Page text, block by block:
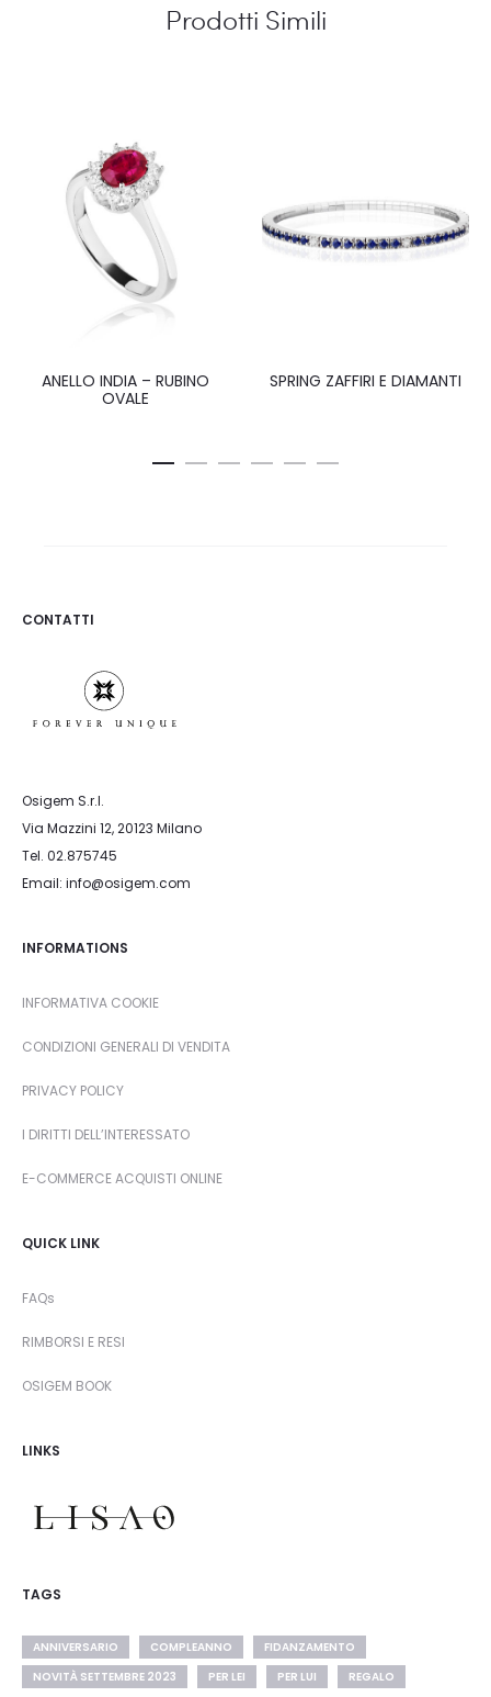
Prodotti Simili
ANELLO INDIA – RUBINO
OVALE
SPRING ZAFFIRI E DIAMANTI
CONTATTI
Osigem S.r.l.
Via Mazzini 12, 20123 Milano
Tel. 02.875745
Email: info@osigem.com
INFORMATIONS
INFORMATIVA COOKIE
CONDIZIONI GENERALI DI VENDITA
PRIVACY POLICY
I DIRITTI DELL’INTERESSATO
E-COMMERCE ACQUISTI ONLINE
QUICK LINK
FAQs
RIMBORSI E RESI
OSIGEM BOOK
LINKS
TAGS
ANNIVERSARIO COMPLEANNO
FIDANZAMENTO
NOVITÀ SETTEMBRE 2023
PER LEI PER LUI REGALO